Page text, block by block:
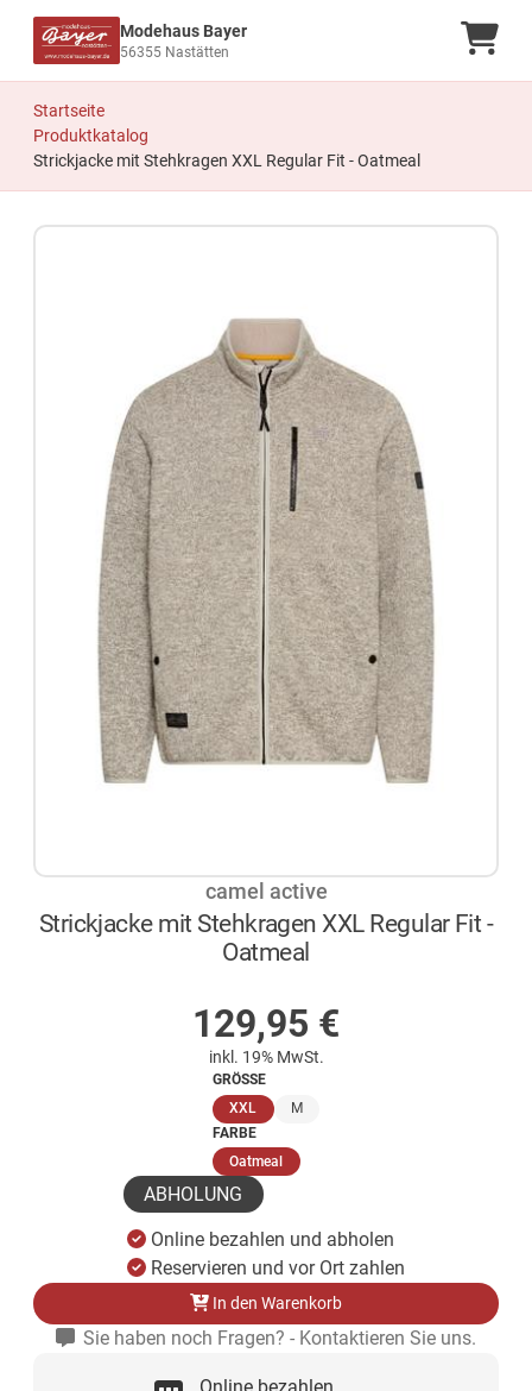
Modehaus Bayer
56355 Nastätten
Startseite
Produktkatalog
Strickjacke mit Stehkragen XXL Regular Fit - Oatmeal
camel active
Strickjacke mit Stehkragen XXL Regular Fit -
Oatmeal
129,95 €
inkl. 19% MwSt.
GRÖSSE
XXL (ausgewählt)
M
FARBE
Oatmeal(ausgewählt)
ABHOLUNG
Online bezahlen und abholen
Reservieren und vor Ort zahlen
In den Warenkorb
Sie haben noch Fragen? - Kontaktieren Sie uns.